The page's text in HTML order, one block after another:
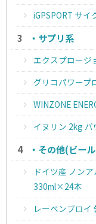
iGPSPORT サ
・サプリ系
エクスプロージ
グリコパワープ
WINZONE
イヌリン 2kg パ
・その他(ビー
ドイツ産 ノン
330ml×24本
レーベンブロイ